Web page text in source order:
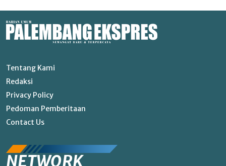
Tentang Kami
Redaksi
Privacy Policy
Pedoman Pemberitaan
Contact Us
NETWORK